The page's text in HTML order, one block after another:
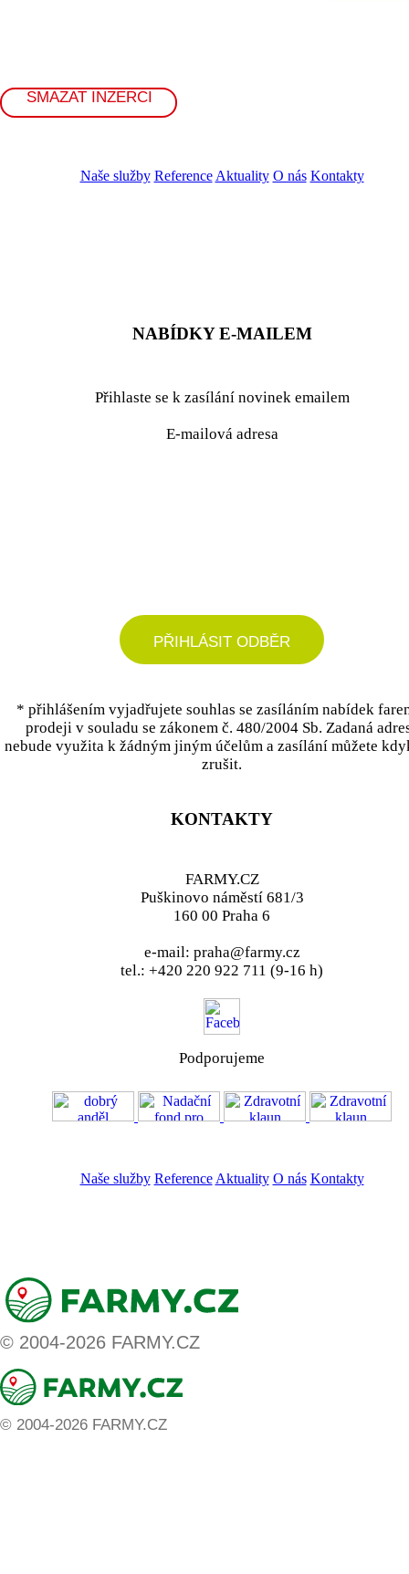
SMAZAT INZERCI
Naše služby Reference Aktuality O nás Kontakty
NABÍDKY E-MAILEM
Přihlaste se k zasílání novinek emailem
E-mailová adresa
PŘIHLÁSIT ODBĚR
* přihlášením vyjadřujete souhlas se zasíláním nabídek
prodeji v souladu se zákonem č. 480/2004 Sb. Zadaná
nebude využita k žádným jiným účelům a zasílání můžete
zrušit.
KONTAKTY
FARMY.CZ
Puškinovo náměstí 681/3
160 00 Praha 6
e-mail: praha@farmy.cz
tel.: +420 220 922 711 (9-16 h)
Podporujeme
Naše služby Reference Aktuality O nás Kontakty
© 2004-2026 FARMY.CZ
© 2004-2026 FARMY.CZ